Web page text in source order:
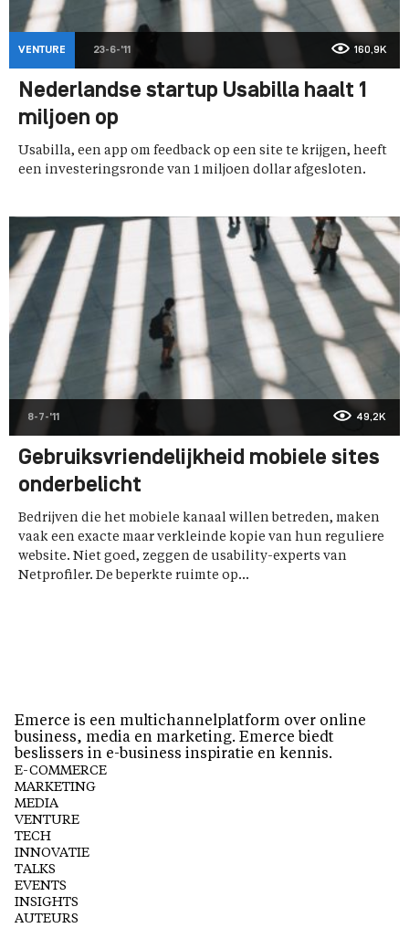
VENTURE 23-6-'11 160,9K
Nederlandse startup Usabilla haalt 1
miljoen op
Usabilla, een app om feedback op een site te krijgen, heeft
een investeringsronde van 1 miljoen dollar afgesloten.
8-7-'11 49,2K
Gebruiksvriendelijkheid mobiele sites
onderbelicht
Bedrijven die het mobiele kanaal willen betreden, maken
vaak een exacte maar verkleinde kopie van hun reguliere
website. Niet goed, zeggen de usability-experts van
Netprofiler. De beperkte ruimte op...
Emerce is een multichannelplatform over online
business, media en marketing. Emerce biedt
beslissers in e-business inspiratie en kennis.
E-COMMERCE
MARKETING
MEDIA
VENTURE
TECH
INNOVATIE
TALKS
EVENTS
INSIGHTS
AUTEURS